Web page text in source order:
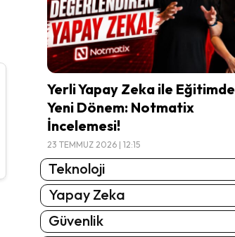
Yerli Yapay Zeka ile Eğitimde
Yeni Dönem: Notmatix
İncelemesi!
23 TEMMUZ 2026 | 12:15
Teknoloji
Yapay Zeka
Güvenlik